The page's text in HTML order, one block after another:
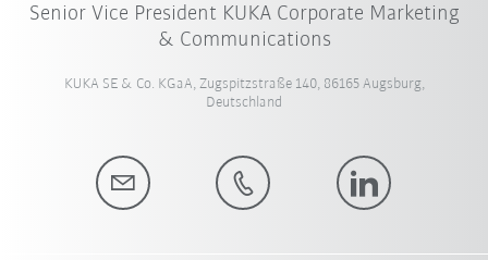
Senior Vice President KUKA Corporate Marketing
& Communications
KUKA SE & Co. KGaA, Zugspitzstraße 140, 86165 Augsburg,
Deutschland